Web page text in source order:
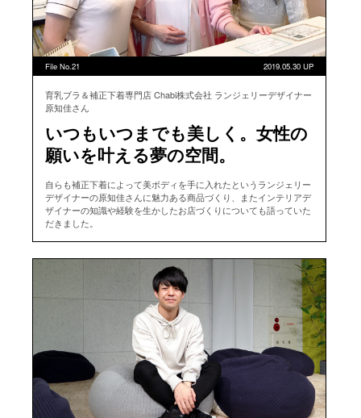
File No.21 2019.05.30 UP
育乳ブラ＆補正下着専門店 Chabi株式会社 ランジェリーデザイナー
原知佳さん
いつもいつまでも美しく。女性の
願いを叶える夢の空間。
自らも補正下着によって美ボディを手に入れたというランジェリー
デザイナーの原知佳さんに魅力ある商品づくり、またインテリアデ
ザイナーの知識や経験を生かしたお店づくりについても語っていた
だきました。